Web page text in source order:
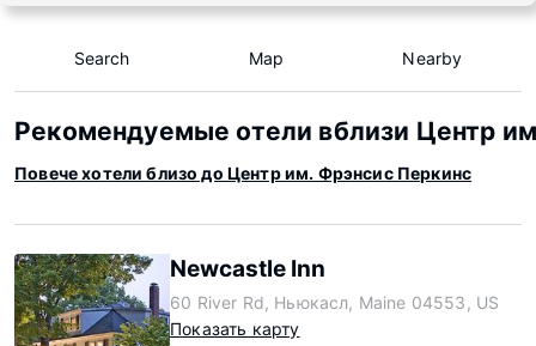
Search Map Nearby
Рекомендуемые отели вблизи Центр
Повече хотели близо до Центр им. Фрэнсис Перкинс
Newcastle Inn
60 River Rd, Ньюкасл, Maine 04553, US
Показать карту